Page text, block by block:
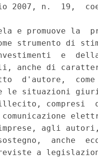
2007, n.  19,
e promuove la
strumento di
e
anche di
d'autore,
le situazioni
compresi
agli
anche
a